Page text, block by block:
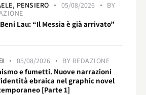
PENSIERO 05/08/2026
BY
Lau: “Il Messia è già arrivato”
05/08/2026 BY REDAZIONE
e fumetti. Nuove narrazioni
ebraica nel graphic novel
[Parte 1]